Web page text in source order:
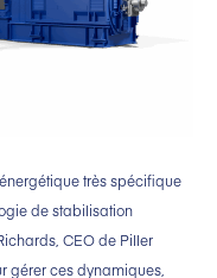
très spécifique
de stabilisation
CEO de Piller
gérer ces dynamiques,